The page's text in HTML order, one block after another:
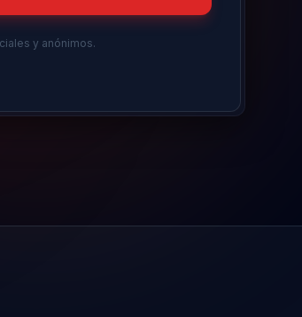
y anónimos.